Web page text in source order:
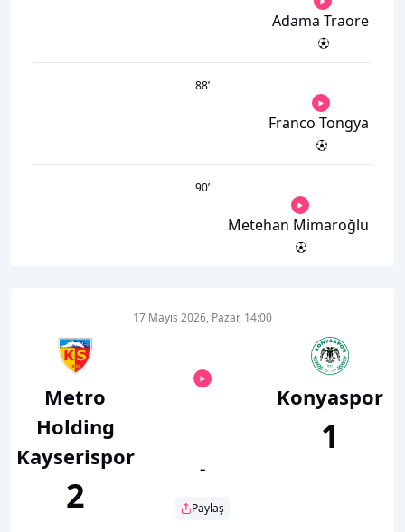
Adama Traore
88’
Franco Tongya
90’
Metehan Mimaroğlu
Metro
Holding
Kayserispor
2
17 Mayıs 2026, Pazar, 14:00
-
Paylaş
Konyaspor
1